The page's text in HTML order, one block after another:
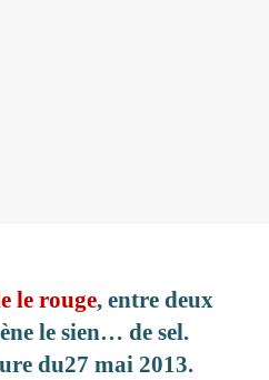
le rouge, entre deux
le sien… de sel.
du27 mai 2013.